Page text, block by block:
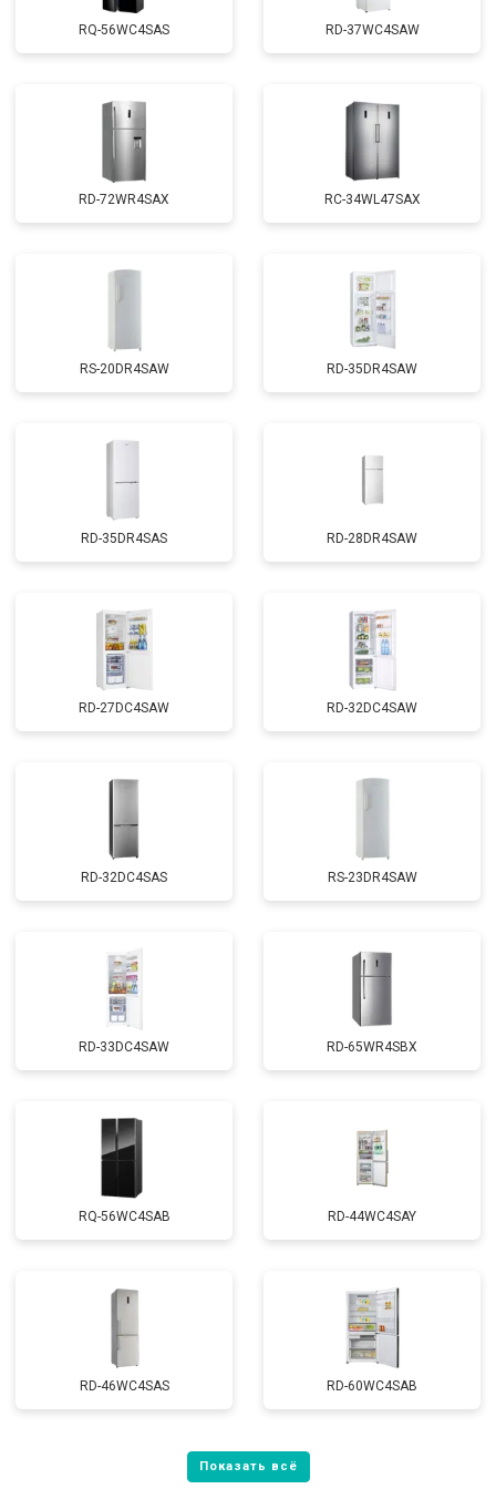
RQ-56WC4SAS RD-37WC4SAW
RD-72WR4SAX RС-34WL47SAX
RS-20DR4SAW RD-35DR4SAW
RD-35DR4SAS RD-28DR4SAW
RD-27DC4SAW RD-32DC4SAW
RD-32DC4SAS RS-23DR4SAW
RD-33DC4SAW RD-65WR4SBX
RQ-56WC4SAB RD-44WC4SAY
RD-46WC4SAS RD-60WC4SAB